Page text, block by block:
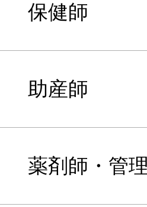
保健師
助産師
薬剤師・管